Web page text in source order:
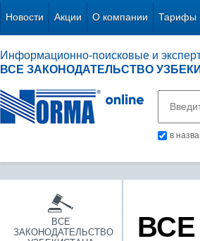
Новости Акции О компании Тарифы
Информационно-поисковые и
ВСЕ ЗАКОНОДАТЕЛЬСТВО
в
ВСЕ
ЗАКОНОДАТЕЛЬСТВО